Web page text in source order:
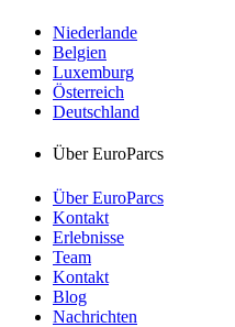
Niederlande
Belgien
Luxemburg
Österreich
Deutschland
Über EuroParcs
Über EuroParcs
Kontakt
Erlebnisse
Team
Kontakt
Blog
Nachrichten